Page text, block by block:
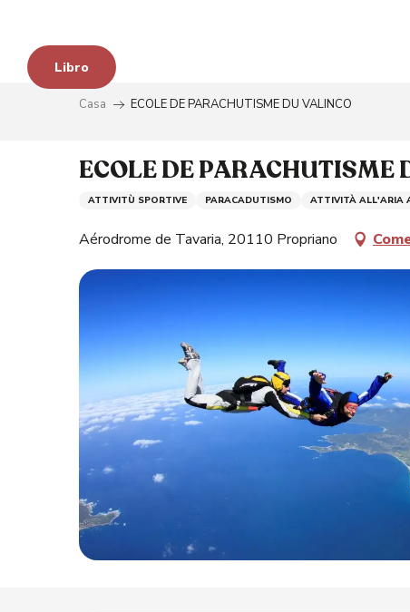
contenu
principal
Libro
Casa ECOLE DE PARACHUTISME DU VALINCO
ECOLE DE PARACHUTISME
ATTIVITÙ SPORTIVE PARACADUTISMO ATTIVITÀ ALL'ARIA
Aérodrome de Tavaria, 20110 Propriano